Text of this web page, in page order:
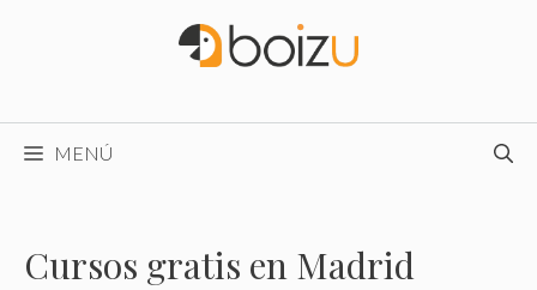
MENÚ
Cursos gratis en Madrid